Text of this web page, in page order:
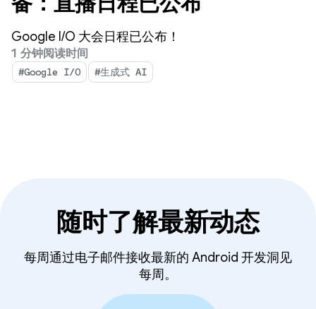
Google I/O 大会日程已公布！
1 分钟阅读时间
#Google I/O #生成式 AI
随时了解最新动态
每周通过电子邮件接收最新的 Android 开发洞见
每周。